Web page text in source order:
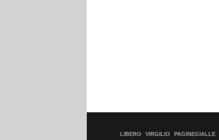
LIBERO VIRGILIO PAGINEGIALLE